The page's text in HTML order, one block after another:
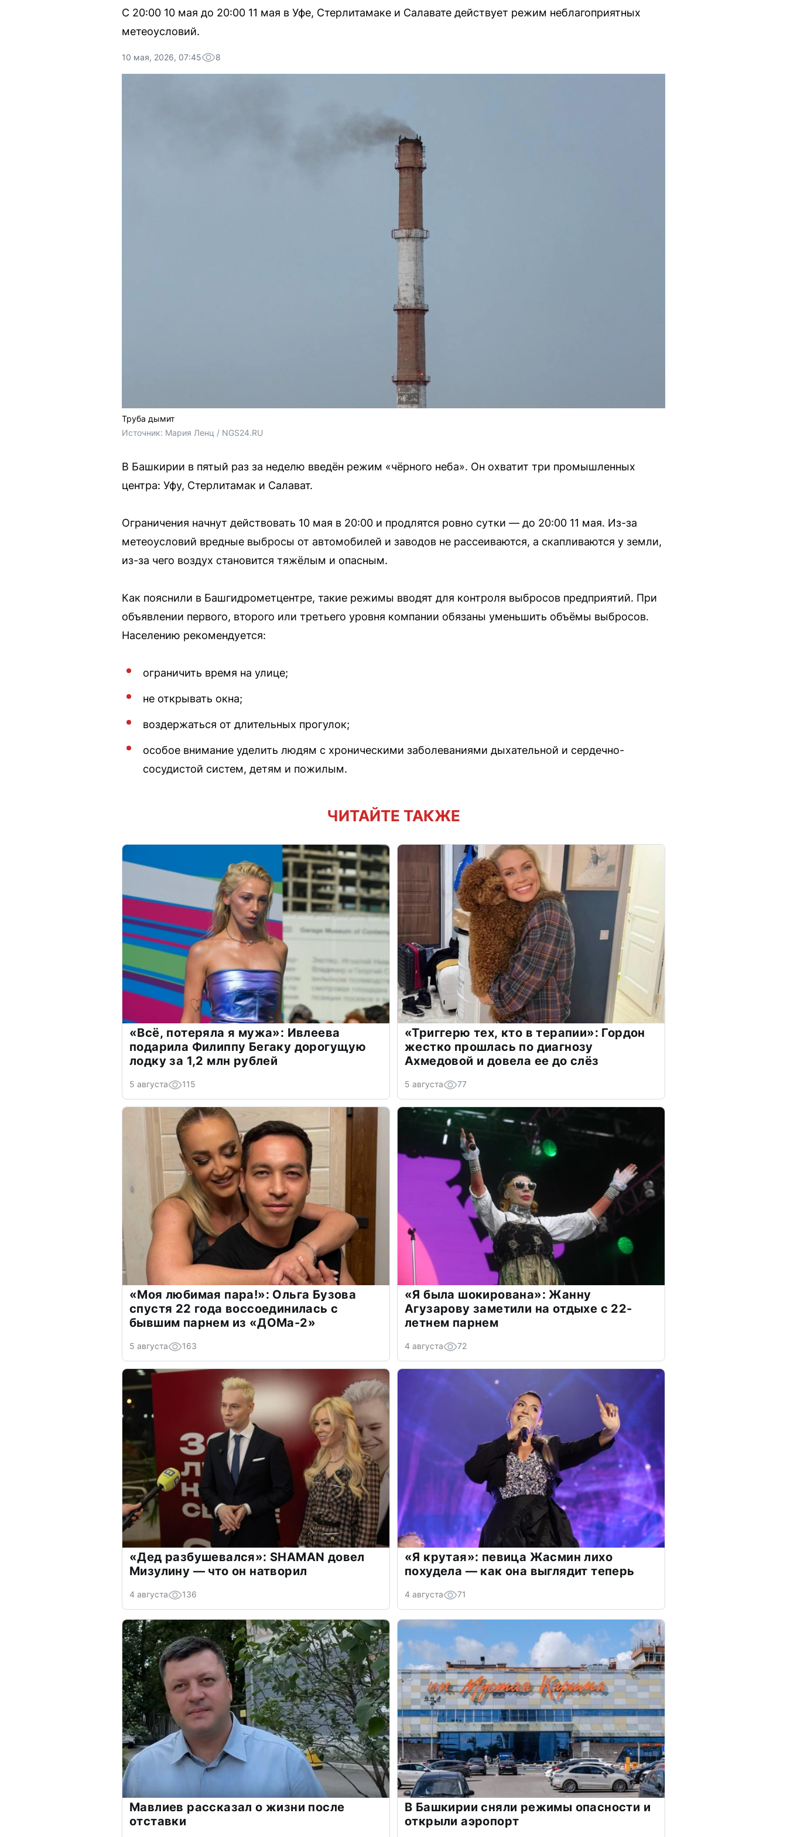
С 20:00 10 мая до 20:00 11 мая в Уфе, Стерлитамаке и Салавате действует режим неблагоприятных
метеоусловий.
10 мая, 2026, 07:45 8
Труба дымит
Источник: Мария Ленц / NGS24.RU
В Башкирии в пятый раз за неделю введён режим «чёрного неба». Он охватит три промышленных
центра: Уфу, Стерлитамак и Салават.
Ограничения начнут действовать 10 мая в 20:00 и продлятся ровно сутки — до 20:00 11 мая. Из-за
метеоусловий вредные выбросы от автомобилей и заводов не рассеиваются, а скапливаются у земли,
из-за чего воздух становится тяжёлым и опасным.
Как пояснили в Башгидрометцентре, такие режимы вводят для контроля выбросов предприятий. При
объявлении первого, второго или третьего уровня компании обязаны уменьшить объёмы выбросов.
Населению рекомендуется:
ограничить время на улице;
не открывать окна;
воздержаться от длительных прогулок;
особое внимание уделить людям с хроническими заболеваниями дыхательной и сердечно-
сосудистой систем, детям и пожилым.
ЧИТАЙТЕ ТАКЖЕ
«Всё, потеряла я мужа»: Ивлеева
подарила Филиппу Бегаку дорогущую
лодку за 1,2 млн рублей
5 августа 115
«Триггерю тех, кто в терапии»: Гордон
жестко прошлась по диагнозу
Ахмедовой и довела ее до слёз
5 августа 77
«Моя любимая пара!»: Ольга Бузова
спустя 22 года воссоединилась с
бывшим парнем из «ДОМа-2»
5 августа 163
«Я была шокирована»: Жанну
Агузарову заметили на отдыхе с 22-
летнем парнем
4 августа 72
«Дед разбушевался»: SHAMAN довел
Мизулину — что он натворил
4 августа 136
«Я крутая»: певица Жасмин лихо
похудела — как она выглядит теперь
4 августа 71
Мавлиев рассказал о жизни после
отставки
В Башкирии сняли режимы опасности и
открыли аэропорт